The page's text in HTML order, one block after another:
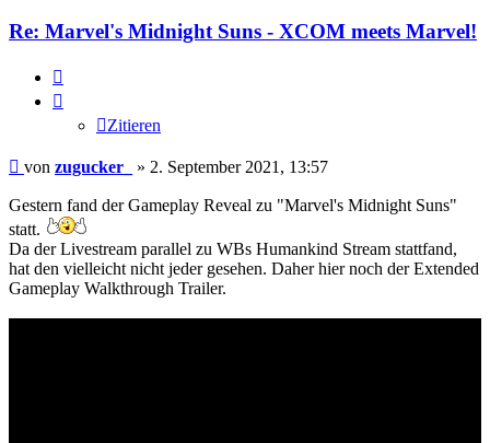
Re: Marvel's Midnight Suns - XCOM meets Marvel!
Zitieren
Beitrag
von zugucker_ » 2. September 2021, 13:57
Gestern fand der Gameplay Reveal zu "Marvel's Midnight Suns"
statt.
Da der Livestream parallel zu WBs Humankind Stream stattfand,
hat den vielleicht nicht jeder gesehen. Daher hier noch der Extended
Gameplay Walkthrough Trailer.